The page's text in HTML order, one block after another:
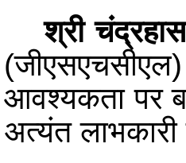
श्री
आवश्यकता पर
अत्यंत लाभकारी